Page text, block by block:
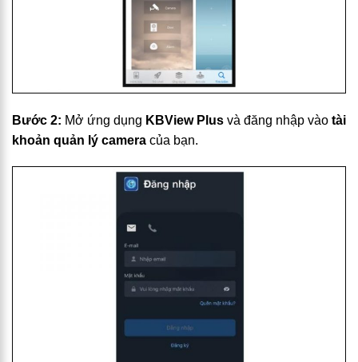
Bước 2: Mở ứng dụng KBView Plus và đăng nhập vào tài
khoản quản lý camera của bạn.